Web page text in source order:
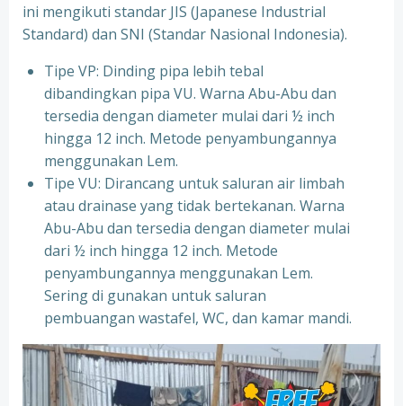
ini mengikuti standar JIS (Japanese Industrial
Standard) dan SNI (Standar Nasional Indonesia).
Tipe VP: Dinding pipa lebih tebal
dibandingkan pipa VU. Warna Abu-Abu dan
tersedia dengan diameter mulai dari ½ inch
hingga 12 inch. Metode penyambungannya
menggunakan Lem.
Tipe VU: Dirancang untuk saluran air limbah
atau drainase yang tidak bertekanan. Warna
Abu-Abu dan tersedia dengan diameter mulai
dari ½ inch hingga 12 inch. Metode
penyambungannya menggunakan Lem.
Sering di gunakan untuk saluran
pembuangan wastafel, WC, dan kamar mandi.